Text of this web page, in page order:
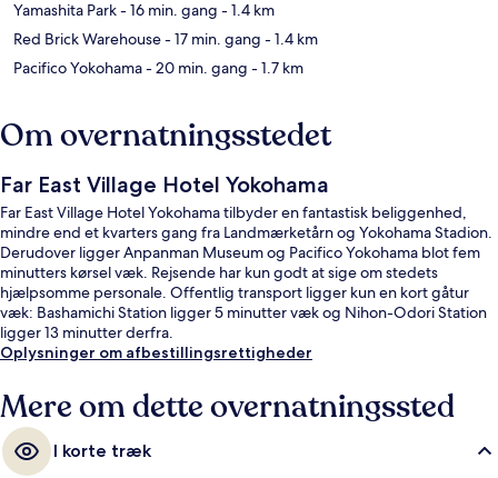
Yamashita Park- 16 min. gang - 1.4 km
Red Brick Warehouse- 17 min. gang - 1.4 km
Pacifico Yokohama- 20 min. gang - 1.7 km
Om overnatningsstedet
Far East Village Hotel Yokohama
Far East Village Hotel Yokohama tilbyder en fantastisk beliggenhed,
mindre end et kvarters gang fra Landmærketårn og Yokohama Stadion.
Derudover ligger Anpanman Museum og Pacifico Yokohama blot fem
minutters kørsel væk. Rejsende har kun godt at sige om stedets
hjælpsomme personale. Offentlig transport ligger kun en kort gåtur
væk: Bashamichi Station ligger 5 minutter væk og Nihon-Odori Station
ligger 13 minutter derfra.
Oplysninger om afbestillingsrettigheder
Mere om dette overnatningssted
I korte træk